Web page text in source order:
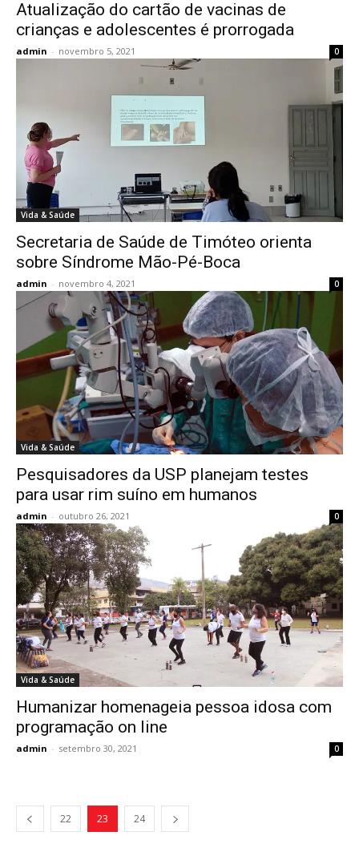
Atualização do cartão de vacinas de
crianças e adolescentes é prorrogada
admin - novembro 5, 2021 0
Vida & Saúde
Secretaria de Saúde de Timóteo orienta
sobre Síndrome Mão-Pé-Boca
admin - novembro 4, 2021 0
Vida & Saúde
Pesquisadores da USP planejam testes
para usar rim suíno em humanos
admin - outubro 26, 2021 0
Vida & Saúde
Humanizar homenageia pessoa idosa com
programação on line
admin - setembro 30, 2021 0
22 23 24